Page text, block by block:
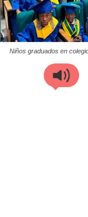
Niños graduados en